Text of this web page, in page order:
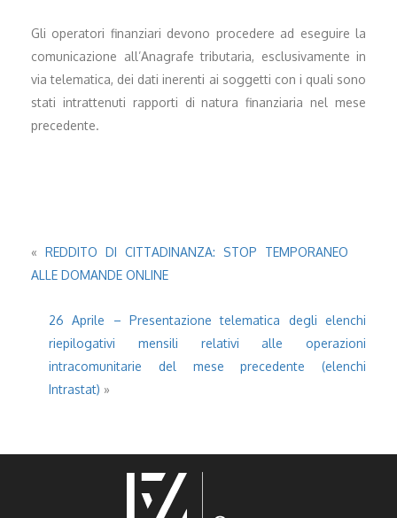
Gli operatori finanziari devono procedere ad eseguire la
comunicazione all’Anagrafe tributaria, esclusivamente in
via telematica, dei dati inerenti ai soggetti con i quali sono
stati intrattenuti rapporti di natura finanziaria nel mese
precedente.
« REDDITO DI CITTADINANZA: STOP TEMPORANEO
ALLE DOMANDE ONLINE
26 Aprile – Presentazione telematica degli elenchi
riepilogativi mensili relativi alle operazioni
intracomunitarie del mese precedente (elenchi
Intrastat) »